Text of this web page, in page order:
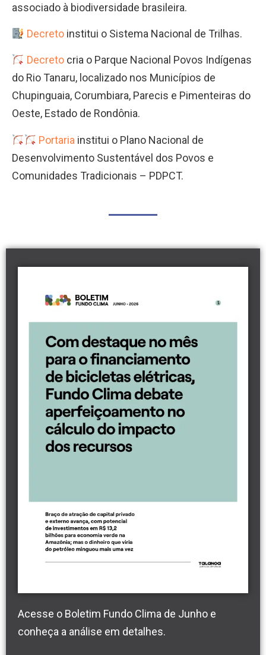
associado à biodiversidade brasileira.
Decretoinstitui o Sistema Nacional de Trilhas.
Decretocria o Parque Nacional Povos Indígenas
do Rio Tanaru, localizado nos Municípios de
Chupinguaia, Corumbiara, Parecis e Pimenteiras do
Oeste, Estado de Rondônia.
Portaria institui o Plano Nacional de
Desenvolvimento Sustentável dos Povos e
Comunidades Tradicionais – PDPCT.
Acesse o Boletim Fundo Clima de Junho e
conheça a análise em detalhes.